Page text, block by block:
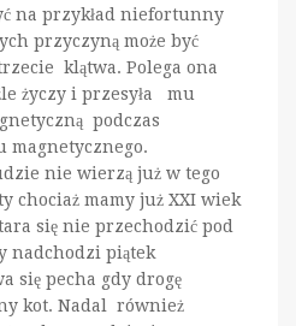
na przykład niefortunny
przyczyną może być
klątwa. Polega ona
życzy i przesyła mu
podczas
magnetycznego.
nie wierzą już w tego
chociaż mamy już XXI wiek
się nie przechodzić pod
nadchodzi piątek
się pecha gdy drogę
kot. Nadal również